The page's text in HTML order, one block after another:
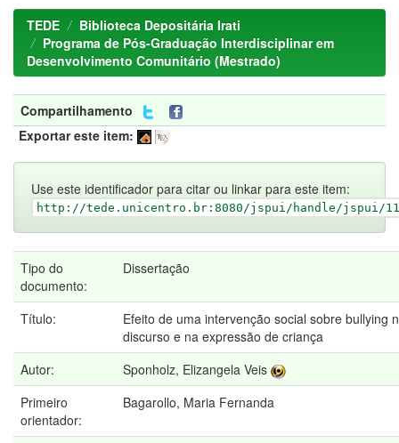
TEDE
Biblioteca Depositária Irati
Programa de Pós-Graduação Interdisciplinar em
Desenvolvimento Comunitário (Mestrado)
Compartilhamento
Exportar este item:
Use este identificador para citar ou linkar para este item:
http://tede.unicentro.br:8080/jspui/handle/jspui/
Tipo do
documento:
Dissertação
Título:
Efeito de uma intervenção social sobre bullying
discurso e na expressão de criança
Autor:
Sponholz, Elizangela Veis
Primeiro
orientador:
Bagarollo, Maria Fernanda